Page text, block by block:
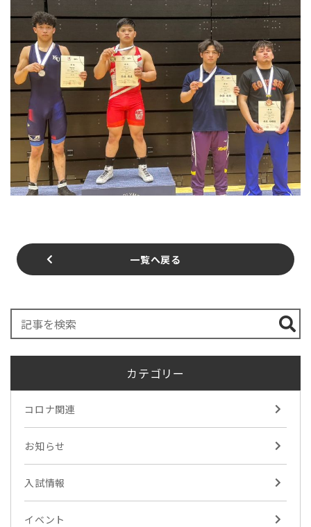
一覧へ戻る
カテゴリー
コロナ関連
お知らせ
入試情報
イベント